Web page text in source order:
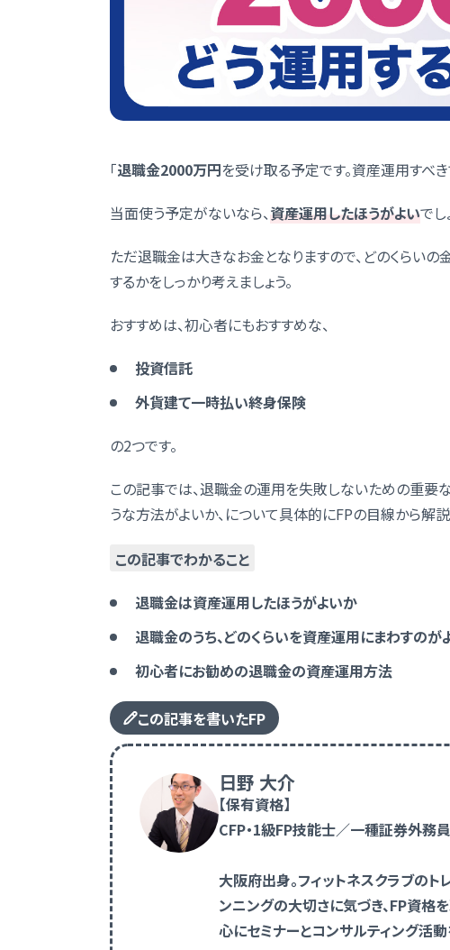
「退職金2000万円を受け取る予定です。資産運用すべき
当面使う予定がないなら、資産運用したほうがよいでし
ただ退職金は大きなお金となりますので、どのくらい
するかをしっかり考えましょう。
おすすめは、初心者にもおすすめな、
投資信託
外貨建て一時払い終身保険
の2つです。
この記事では、退職金の運用を失敗しないための重要
うな方法がよいか、について具体的にFPの目線から解説
この記事でわかること
退職金は資産運用したほうがよいか
退職金のうち、どのくらいを資産運用にまわすのが
初心者にお勧めの退職金の資産運用方法
この記事を書いたFP
日野 大介
【保有資格】
CFP・1級FP技能士／一種証券外
大阪府出身。フィットネスクラブの
ンニングの大切さに気づき、FP資格
心にセミナーとコンサルティング活動